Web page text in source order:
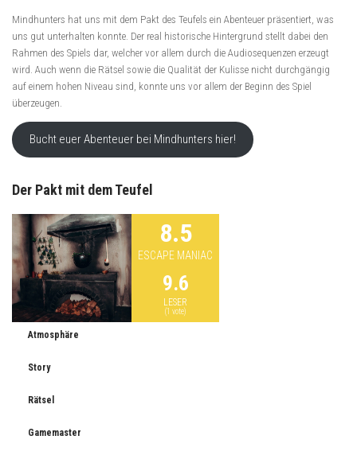
Mindhunters hat uns mit dem Pakt des Teufels ein Abenteuer präsentiert, was
uns gut unterhalten konnte. Der real historische Hintergrund stellt dabei den
Rahmen des Spiels dar, welcher vor allem durch die Audiosequenzen erzeugt
wird. Auch wenn die Rätsel sowie die Qualität der Kulisse nicht durchgängig
auf einem hohen Niveau sind, konnte uns vor allem der Beginn des Spiel
überzeugen.
Bucht euer Abenteuer bei Mindhunters hier!
Der Pakt mit dem Teufel
8.5
ESCAPE MANIAC
9.6
LESER
(1 vote)
Atmosphäre
Story
Rätsel
Gamemaster